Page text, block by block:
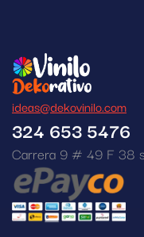
ideas@dekovinilo.com
324 653 5476
Carrera 9 # 49 F 38